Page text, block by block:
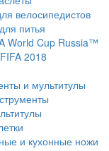
велосипедистов
питья
World Cup Russia™
2018
и мультитулы
и кухонные ножи